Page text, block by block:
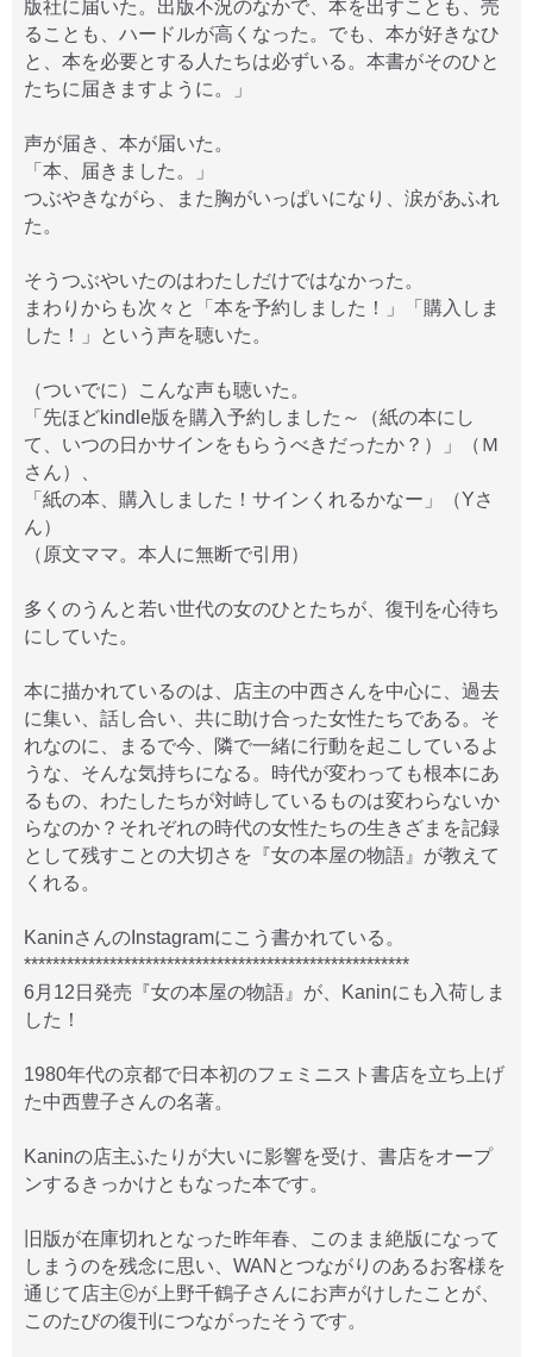
版社に届いた。出版不況のなかで、本を出すことも、売
ることも、ハードルが高くなった。でも、本が好きなひ
と、本を必要とする人たちは必ずいる。本書がそのひと
たちに届きますように。」
声が届き、本が届いた。
「本、届きました。」
つぶやきながら、また胸がいっぱいになり、涙があふれ
た。
そうつぶやいたのはわたしだけではなかった。
まわりからも次々と「本を予約しました！」「購入しま
した！」という声を聴いた。
（ついでに）こんな声も聴いた。
「先ほどkindle版を購入予約しました～（紙の本にし
て、いつの日かサインをもらうべきだったか？）」（Ｍ
さん）、
「紙の本、購入しました！サインくれるかなー」（Yさ
ん）
（原文ママ。本人に無断で引用）
多くのうんと若い世代の女のひとたちが、復刊を心待ち
にしていた。
本に描かれているのは、店主の中西さんを中心に、過去
に集い、話し合い、共に助け合った女性たちである。そ
れなのに、まるで今、隣で一緒に行動を起こしているよ
うな、そんな気持ちになる。時代が変わっても根本にあ
るもの、わたしたちが対峙しているものは変わらないか
らなのか？それぞれの時代の女性たちの生きざまを記録
として残すことの大切さを『女の本屋の物語』が教えて
くれる。
KaninさんのInstagramにこう書かれている。
******************************************************
6月12日発売『女の本屋の物語』が、Kaninにも入荷しま
した！
1980年代の京都で日本初のフェミニスト書店を立ち上げ
た中西豊子さんの名著。
Kaninの店主ふたりが大いに影響を受け、書店をオープ
ンするきっかけともなった本です。
旧版が在庫切れとなった昨年春、このまま絶版になって
しまうのを残念に思い、WANとつながりのあるお客様を
通じて店主ⓒが上野千鶴子さんにお声がけしたことが、
このたびの復刊につながったそうです。